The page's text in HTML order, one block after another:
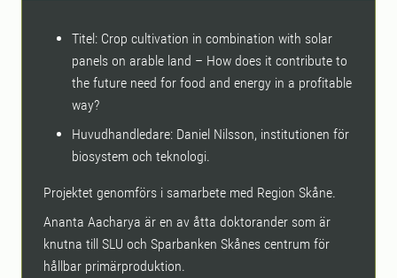
Titel: Crop cultivation in combination with solar
panels on arable land – How does it contribute to
the future need for food and energy in a profitable
way?
Huvudhandledare: Daniel Nilsson, institutionen för
biosystem och teknologi.
Projektet genomförs i samarbete med Region Skåne.
Ananta Aacharya är en av åtta doktorander som är
knutna till SLU och Sparbanken Skånes centrum för
hållbar primärproduktion.